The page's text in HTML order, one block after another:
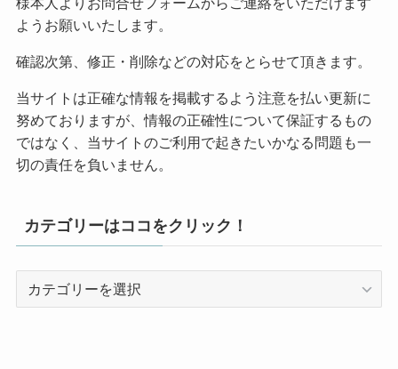
ようお願いいたします。
確認次第、修正・削除などの対応をとらせて頂きます。
当サイトは正確な情報を掲載するよう注意を払い更新に
努めておりますが、情報の正確性について保証するもの
ではなく、当サイトのご利用で起きたいかなる問題も一
切の責任を負いません。
カテゴリーはココをクリック！